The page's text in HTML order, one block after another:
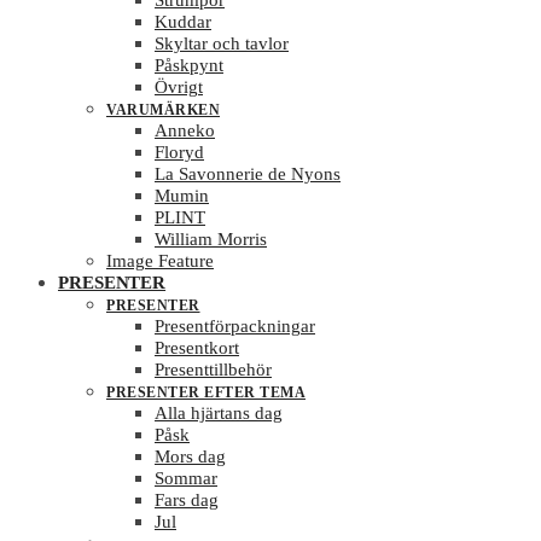
Kuddar
Skyltar och tavlor
Påskpynt
Övrigt
VARUMÄRKEN
Anneko
Floryd
La Savonnerie de Nyons
Mumin
PLINT
William Morris
Image Feature
PRESENTER
PRESENTER
Presentförpackningar
Presentkort
Presenttillbehör
PRESENTER EFTER TEMA
Alla hjärtans dag
Påsk
Mors dag
Sommar
Fars dag
Jul